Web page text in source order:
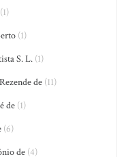
(1)
(1)
S. L.(1)
de (11)
de (1)
(6)
de (4)